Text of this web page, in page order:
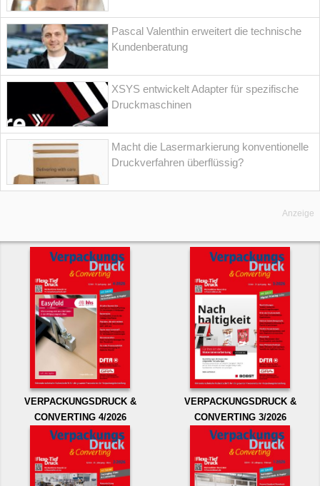
Pascal Valenthin erweitert die technische
Kundenberatung
XSYS entwickelt Adapter für spezifische
Druckmaschinen
Macht die Lasermarkierung konventionelle
Druckverfahren überflüssig?
Anzeige
VERPACKUNGSDRUCK &
CONVERTING 4/2026
VERPACKUNGSDRUCK &
CONVERTING 3/2026